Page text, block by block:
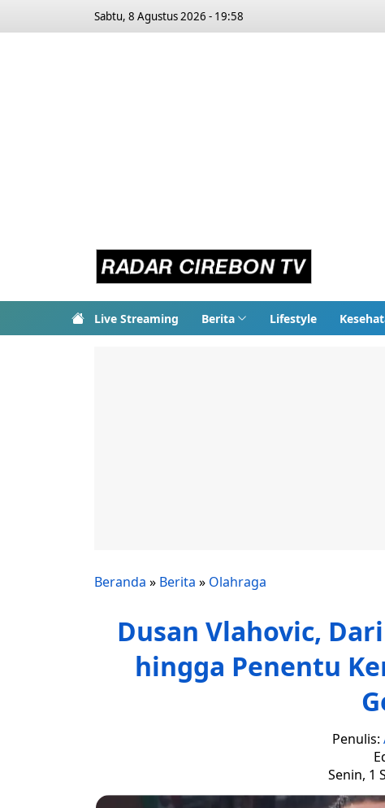
Sabtu, 8 Agustus 2026 - 19:58
Live Streaming Berita Lifestyle
Beranda » Berita » Olahraga
Dusan Vlahovic,
hingga Penentu
Penulis:
Senin, 1